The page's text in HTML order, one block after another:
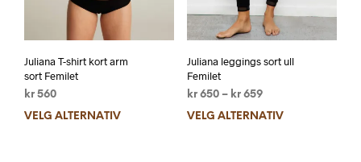
Juliana T-shirt kort arm
sort Femilet
kr 560
VELG ALTERNATIV
Juliana leggings sort ull
Femilet
kr650 – kr659
VELG ALTERNATIV